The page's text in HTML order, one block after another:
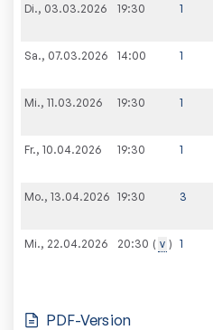
Di., 03.03.2026 19:30 1
Sa., 07.03.2026 14:00 1
Mi., 11.03.2026 19:30 1
Fr., 10.04.2026 19:30 1
Mo., 13.04.2026 19:30 3
Mi., 22.04.2026 20:30 v 1
PDF-Version